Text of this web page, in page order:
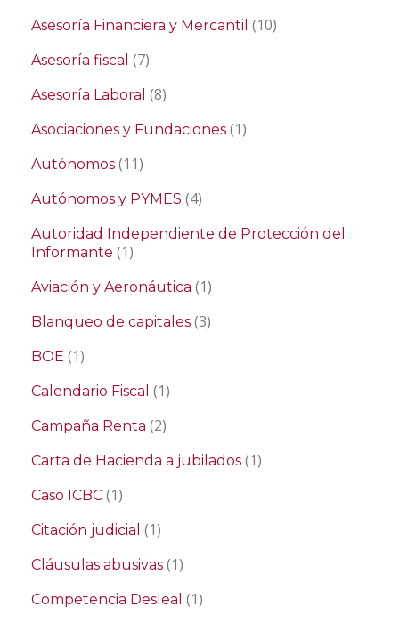
Asesoría Financiera y Mercantil (10)
Asesoría fiscal (7)
Asesoría Laboral (8)
Asociaciones y Fundaciones (1)
Autónomos (11)
Autónomos y PYMES (4)
Autoridad Independiente de Protección del
Informante (1)
Aviación y Aeronáutica (1)
Blanqueo de capitales (3)
BOE (1)
Calendario Fiscal (1)
Campaña Renta (2)
Carta de Hacienda a jubilados (1)
Caso ICBC (1)
Citación judicial (1)
Cláusulas abusivas (1)
Competencia Desleal (1)